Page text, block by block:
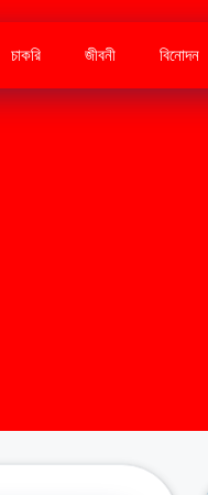
চাকরি জীবনী বিনোদন